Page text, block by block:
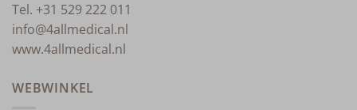
Tel. +31 529 222 011
info@4allmedical.nl
www.4allmedical.nl
WEBWINKEL